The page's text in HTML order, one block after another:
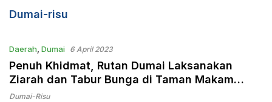
Dumai-risu
Daerah Dumai 6 April 2023
Penuh Khidmat, Rutan Dumai Laksanakan
Ziarah dan Tabur Bunga di Taman Makam
Pahlawan Sentosa
Dumai-Risu